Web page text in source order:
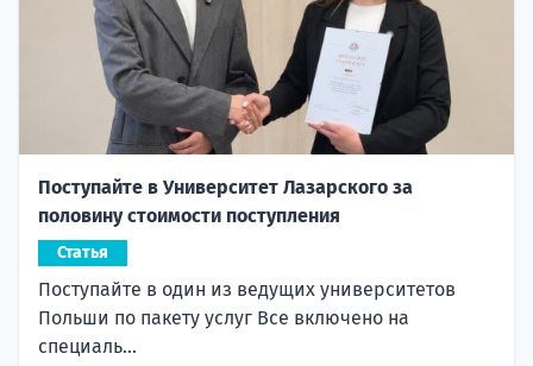
Поступайте в Университет Лазарского за
половину стоимости поступления
Статья
Поступайте в один из ведущих университетов
Польши по пакету услуг Все включено на
специаль...